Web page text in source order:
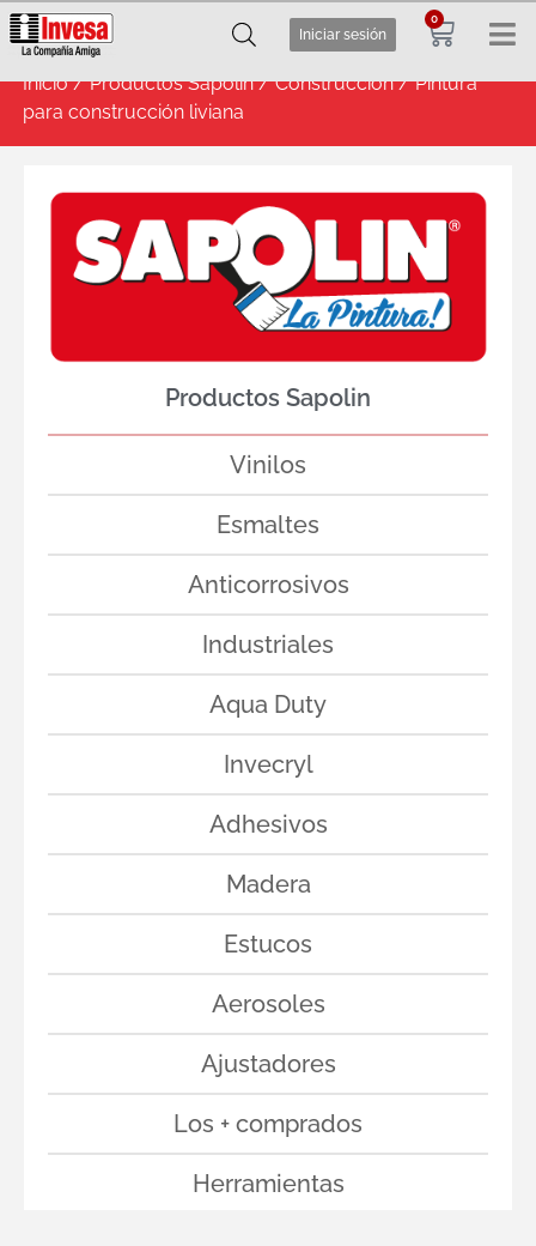
Iniciar sesión
0
Inicio/Productos Sapolin/Construcción/ Pintura
para construcción liviana
Productos Sapolin
Vinilos
Esmaltes
Anticorrosivos
Industriales
Aqua Duty
Invecryl
Adhesivos
Madera
Estucos
Aerosoles
Ajustadores
Los + comprados
Herramientas